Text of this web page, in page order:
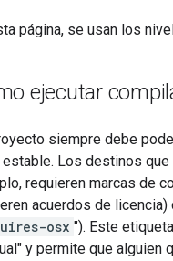
página, se usan los
ejecutar
siempre debe
estable. Los destinos
requieren marcas de
acuerdos de
osx "). Este
y permite que alguien